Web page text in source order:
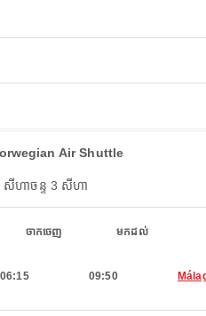
Air Shuttle
សីហាចន្ទ 3 សីហា
ចាកចេញ មកដល់
06:15 09:50